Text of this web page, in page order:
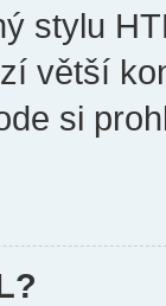
stylu
větší
si